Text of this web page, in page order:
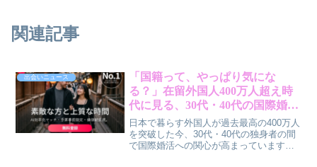
関連記事
出会いニュース
「国籍って、やっぱり気にな
る？」在留外国人400万人超え時
代に見る、30代・40代の国際婚活
のリアル
日本で暮らす外国人が過去最高の400万人
を突破した今、30代・40代の独身者の間
で国際婚活への関心が高まっています。